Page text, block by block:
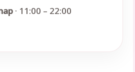
· 11:00 – 22:00